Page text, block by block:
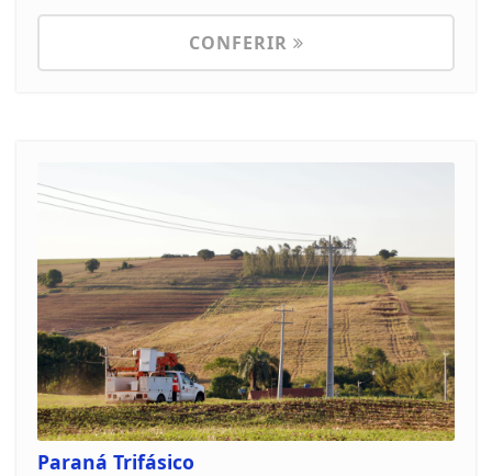
CONFERIR
Paraná Trifásico